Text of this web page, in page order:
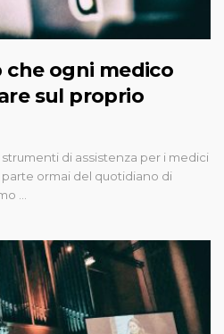
che ogni medico
sul proprio
di assistenza per i medici
ormai del quotidiano di
…